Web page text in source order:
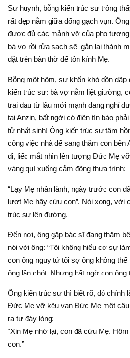
Sư huynh, bỗng kiến trúc sư trông
rất đẹp nằm giữa đống gạch vụn.
được đủ các mảnh vỡ của pho
bà vợ rồi rửa sạch sẽ, gắn lại thành
đặt trên bàn thờ để tôn kính Mẹ.
Bỗng một hôm, sự khốn khó dồn dập
kiến trúc sư: bà vợ nằm liệt giường,
trai đau từ lâu mới mạnh đang nghỉ
tại Anzin, bất ngời có điện tín báo
tử nhất sinh! Ông kiến trúc sư tâm
công việc nhà để sang thăm con
đi, liếc mắt nhìn lên tượng Ðức Mẹ
vàng quì xuống cảm động thưa trình:
“Lạy Mẹ nhân lành, ngày trước con
lượt Mẹ hãy cứu con”. Nói xong, với
trúc sư lên đường.
Ðến nơi, ông gặp bác sĩ đang thăm
nói với ông: “Tôi không hiểu cớ sự
con ông nguy tử tôi sợ ông không
ông lần chót. Nhưng bất ngờ con ông
Ông kiến trúc sư thì biết rõ, đó chính
Ðức Mẹ vỡ kêu van Ðức Mẹ một câu
ra tự đáy lòng:
“Xin Mẹ nhớ lại, con đã cứu Mẹ.
con.”